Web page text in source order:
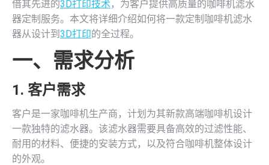
借其先进的3D打印技术，为客户提供高质量的咖啡机滤水
器定制服务。本文将详细介绍如何将一款定制咖啡机滤水
器从设计到 3D打印的全过程。
一、需求分析
1. 客户需求
客户是一家咖啡机生产商，计划为其新款高端咖啡机设计
一款独特的滤水器。该滤水器需要具备高效的过滤性能、
耐用的材料、便捷的安装方式，以及符合咖啡机整体设计
的外观。